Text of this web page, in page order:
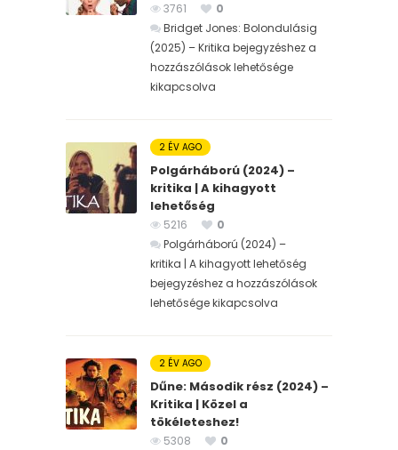
3761
0
Bridget Jones: Bolondulásig
(2025) – Kritika bejegyzéshez a
hozzászólások lehetősége
kikapcsolva
2 ÉV AGO
Polgárháború (2024) –
kritika | A kihagyott
lehetőség
5216
0
Polgárháború (2024) –
kritika | A kihagyott lehetőség
bejegyzéshez a hozzászólások
lehetősége kikapcsolva
2 ÉV AGO
Dűne: Második rész (2024) –
Kritika | Közel a
tökéleteshez!
5308
0